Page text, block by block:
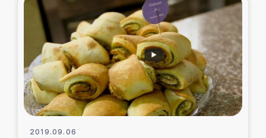
大雨による洪水被災者支援
カカオ生産者支援事業
シリア国内避難民・帰還民の生活再建支援
トルコにおけるシリア難民支援事業
2019.09.06